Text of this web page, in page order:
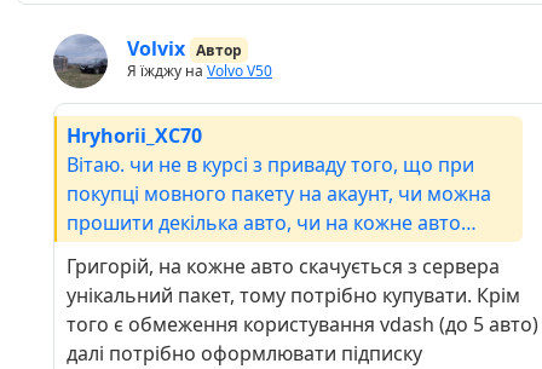
Volvix Автор
Я їжджу на Volvo V50
Hryhorii_ХС70
Вітаю. чи не в курсі з приваду того, що при
покупці мовного пакету на акаунт, чи можна
прошити декілька авто, чи на кожне авто
треба знов купувати мовний пакет?
Григорій, на кожне авто скачується з сервера
унікальний пакет, тому потрібно купувати. Крім
того є обмеження користування vdash (до 5 авто)
далі потрібно оформлювати підписку